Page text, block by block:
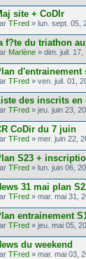
site + CoDIr
TFred » lun. sept. 05,
f?te du triathon
Marlène » dim. juil. 17,
d'entrainement
TFred » ven. juil. 01,
des inscrits en
TFred » jeu. juin 23,
CoDir du 7 juin
TFred » mer. juin 22,
S23 +
TFred » lun. juin 06,
31 mai plan
TFred » mar. mai 31,
entrainement
TFred » jeu. mai 05,
du weekend
TFred » mar. mai 03,